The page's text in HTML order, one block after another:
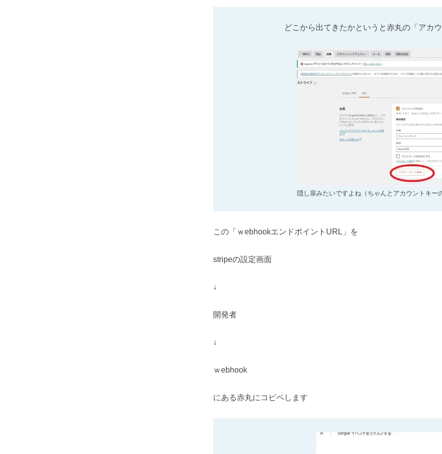
どこから出てきたかというと赤丸の「アカ
隠し扉みたいですよね（ちゃんとアカウントキー
この「ｗebhookエンドポイントURL」を
stripeの設定画面
↓
開発者
↓
ｗebhook
にある赤丸にコピペします